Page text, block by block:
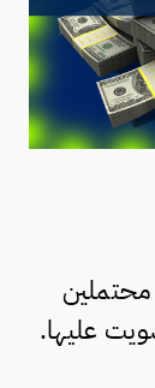
محتملين